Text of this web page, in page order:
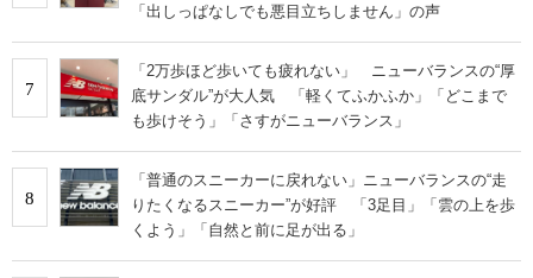
「出しっぱなしでも悪目立ちしません」の声
7
「2万歩ほど歩いても疲れない」 ニューバランスの“厚
底サンダル”が大人気 「軽くてふかふか」「どこまで
も歩けそう」「さすがニューバランス」
8
「普通のスニーカーに戻れない」ニューバランスの“走
りたくなるスニーカー”が好評 「3足目」「雲の上を歩
くよう」「自然と前に足が出る」